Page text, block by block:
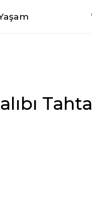
Tahta